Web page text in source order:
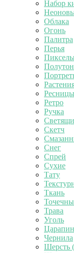
Набор
Облака
Огонь
Палитра
Перья
Ресницы
Ретро
Ручка
Скетч
Снег
Спрей
Сухие
Тату
Ткань
Трава
Уголь
Чернила
Шерсть